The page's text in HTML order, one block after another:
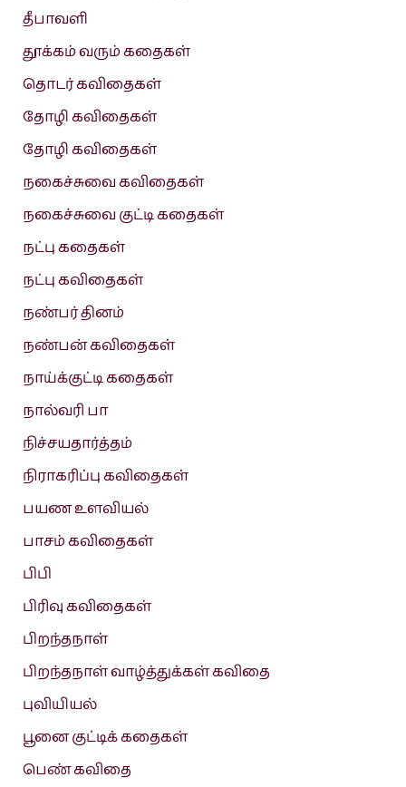
தீபாவளி
தூக்கம் வரும் கதைகள்
தொடர் கவிதைகள்
தோழி கவிதைகள்
தோழி கவிதைகள்
நகைச்சுவை கவிதைகள்
நகைச்சுவை குட்டி கதைகள்
நட்பு கதைகள்
நட்பு கவிதைகள்
நண்பர் தினம்
நண்பன் கவிதைகள்
நாய்க்குட்டி கதைகள்
நால்வரி பா
நிச்சயதார்த்தம்
நிராகரிப்பு கவிதைகள்
பயண உளவியல்
பாசம் கவிதைகள்
பிபி
பிரிவு கவிதைகள்
பிறந்தநாள்
பிறந்தநாள் வாழ்த்துக்கள் கவிதை
புவியியல்
பூனை குட்டிக் கதைகள்
பெண் கவிதை